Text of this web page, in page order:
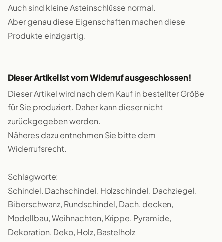
Auch sind kleine Asteinschlüsse normal.
Aber genau diese Eigenschaften machen diese
Produkte einzigartig.
Dieser Artikel ist vom Widerruf ausgeschlossen!
Dieser Artikel wird nach dem Kauf in bestellter Größe
für Sie produziert. Daher kann dieser nicht
zurückgegeben werden.
Näheres dazu entnehmen Sie bitte dem
Widerrufsrecht.
Schlagworte:
Schindel, Dachschindel, Holzschindel, Dachziegel,
Biberschwanz, Rundschindel, Dach, decken,
Modellbau, Weihnachten, Krippe, Pyramide,
Dekoration, Deko, Holz, Bastelholz